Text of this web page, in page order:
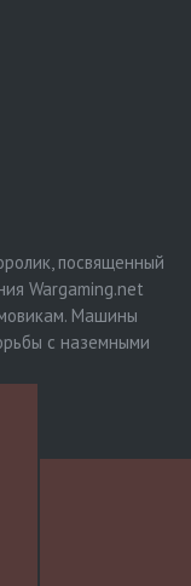
посвященный
Wargaming.net
Машины
с наземными